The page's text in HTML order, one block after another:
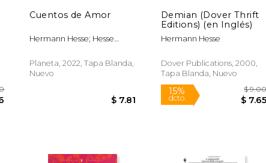
Cuentos de Amor
Hermann Hesse; Hesse
Planeta, 2022, Tapa Blanda,
Nuevo
Demian (Dover Thrift
Editions) (en Inglés)
Hermann Hesse
Dover Publications, 2000,
Tapa Blanda, Nuevo
Rápido